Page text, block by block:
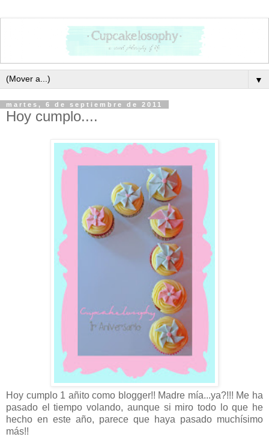
▼
martes, 6 de septiembre de 2011
Hoy cumplo....
Hoy cumplo 1 añito como blogger!! Madre mía...ya?!!! Me ha
pasado el tiempo volando, aunque si miro todo lo que he
hecho en este año, parece que haya pasado muchísimo
más!!